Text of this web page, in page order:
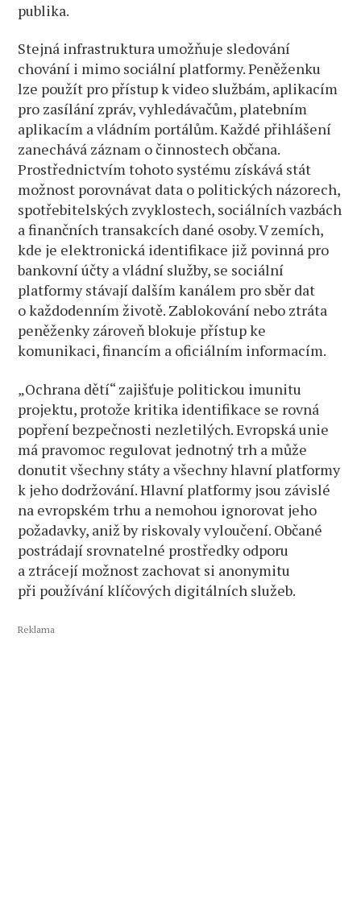
publika.
Stejná infrastruktura umožňuje sledování
chování i mimo sociální platformy. Peněženku
lze použít pro přístup k video službám, aplikacím
pro zasílání zpráv, vyhledávačům, platebním
aplikacím a vládním portálům. Každé přihlášení
zanechává záznam o činnostech občana.
Prostřednictvím tohoto systému získává stát
možnost porovnávat data o politických názorech,
spotřebitelských zvyklostech, sociálních vazbách
a finančních transakcích dané osoby. V zemích,
kde je elektronická identifikace již povinná pro
bankovní účty a vládní služby, se sociální
platformy stávají dalším kanálem pro sběr dat
o každodenním životě. Zablokování nebo ztráta
peněženky zároveň blokuje přístup ke
komunikaci, financím a oficiálním informacím.
„Ochrana dětí“ zajišťuje politickou imunitu
projektu, protože kritika identifikace se rovná
popření bezpečnosti nezletilých. Evropská unie
má pravomoc regulovat jednotný trh a může
donutit všechny státy a všechny hlavní platformy
k jeho dodržování. Hlavní platformy jsou závislé
na evropském trhu a nemohou ignorovat jeho
požadavky, aniž by riskovaly vyloučení. Občané
postrádají srovnatelné prostředky odporu
a ztrácejí možnost zachovat si anonymitu
při používání klíčových digitálních služeb.
Reklama